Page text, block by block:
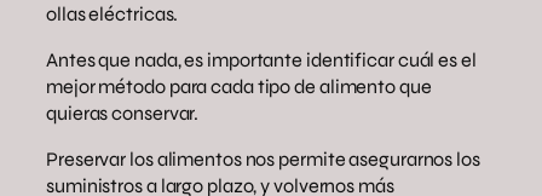
ollas eléctricas.
Antes que nada, es importante identificar cuál es el
mejor método para cada tipo de alimento que
quieras conservar.
Preservar los alimentos nos permite asegurarnos los
suministros a largo plazo, y volvernos más